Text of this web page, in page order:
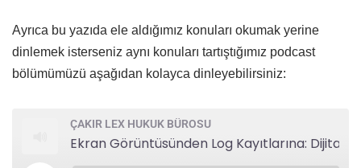
Ayrıca bu yazıda ele aldığımız konuları okumak yerine
dinlemek isterseniz aynı konuları tartıştığımız podcast
bölümümüzü aşağıdan kolayca dinleyebilirsiniz:
ÇAKIR LEX HUKUK BÜROSU